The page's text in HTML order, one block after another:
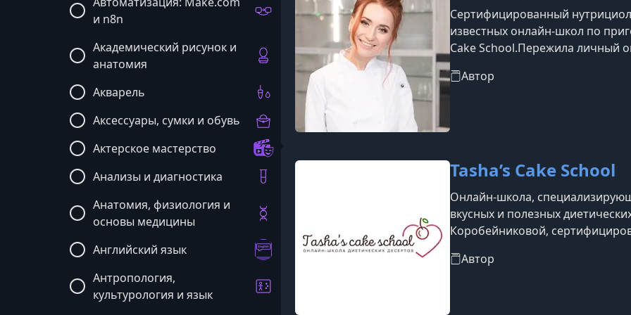
и n8n
Академический рисунок и
анатомия
Акварель
Аксессуары, сумки и обувь
Актерское мастерство
Анализы и диагностика
Анатомия, физиология и
основы медицины
Английский язык
Антропология,
культурология и язык
Сертифицированный
известных онлайн-школ по
Cake School.Пережила личный
вегетарианствоПриверженка
Автор
Tasha’s Cake School
Онлайн-школа,
вкусных и полезных
Коробейниковой,
разнообразные курсы,
Автор